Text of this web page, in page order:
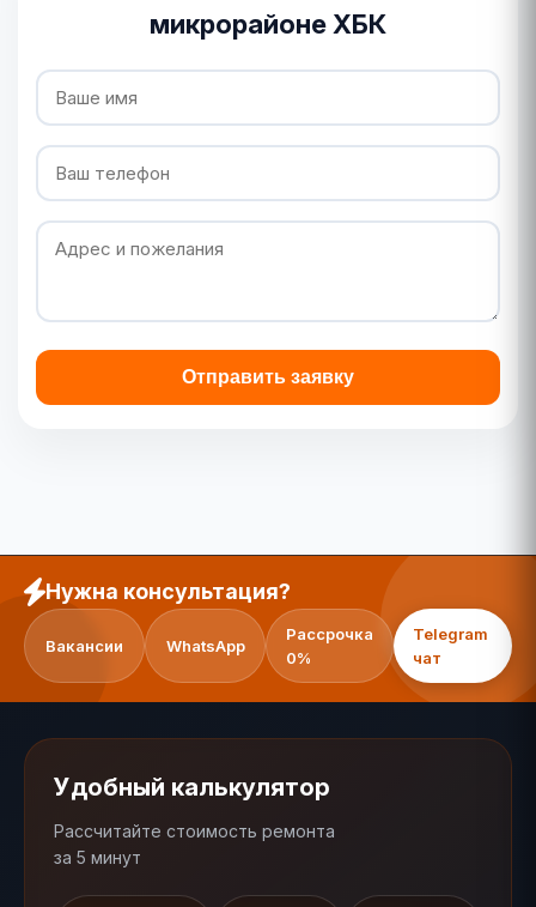
микрорайоне ХБК
Отправить заявку
Нужна консультация?
Вакансии WhatsApp
Рассрочка
0%
Telegram
чат
Удобный калькулятор
Рассчитайте стоимость ремонта
за 5 минут